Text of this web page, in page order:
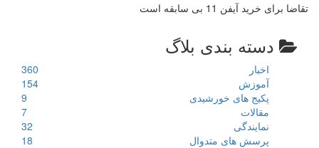
تقاضا برای خرید آیفن 11 بی سابقه است
دسته بندی بلاگ
اخبار
360
آموزش
154
پکیج های خورشیدی
9
مقالات
7
نمایندگی
32
پرسش های متدوال
18